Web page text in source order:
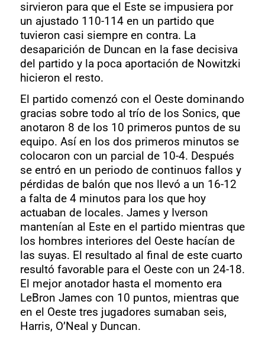
sirvieron para que el Este se impusiera por
un ajustado 110-114 en un partido que
tuvieron casi siempre en contra. La
desaparición de Duncan en la fase decisiva
del partido y la poca aportación de Nowitzki
hicieron el resto.
El partido comenzó con el Oeste dominando
gracias sobre todo al trío de los Sonics, que
anotaron 8 de los 10 primeros puntos de su
equipo. Así en los dos primeros minutos se
colocaron con un parcial de 10-4. Después
se entró en un periodo de continuos fallos y
pérdidas de balón que nos llevó a un 16-12
a falta de 4 minutos para los que hoy
actuaban de locales. James y Iverson
mantenían al Este en el partido mientras que
los hombres interiores del Oeste hacían de
las suyas. El resultado al final de este cuarto
resultó favorable para el Oeste con un 24-18.
El mejor anotador hasta el momento era
LeBron James con 10 puntos, mientras que
en el Oeste tres jugadores sumaban seis,
Harris, O’Neal y Duncan.